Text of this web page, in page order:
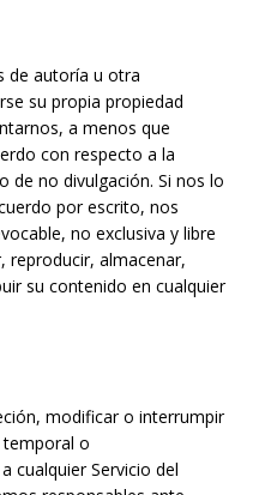
de autoría u otra
su propia propiedad
a menos que
con respecto a la
de no divulgación. Si nos lo
por escrito, nos
no exclusiva y libre
reproducir, almacenar,
su contenido en cualquier
modificar o interrumpir
o
cualquier Servicio del